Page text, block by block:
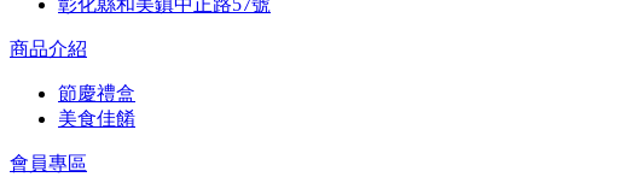
商品介紹
節慶禮盒
美食佳餚
會員專區